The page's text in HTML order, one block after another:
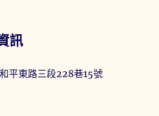
訊
平東路三段228巷15號